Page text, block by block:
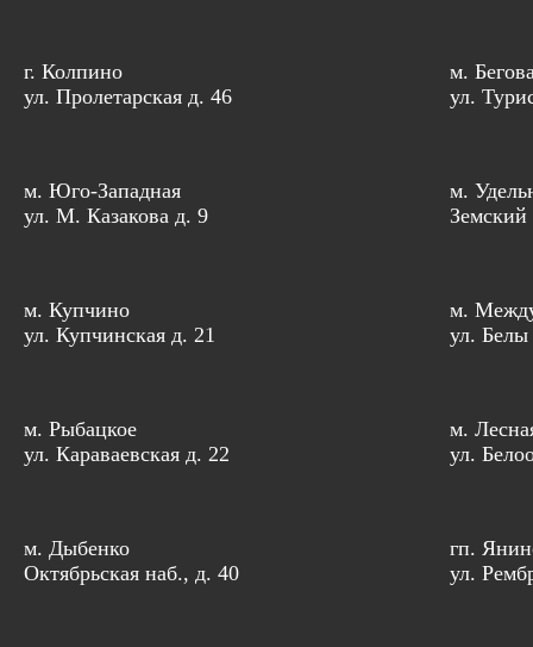
г. Колпино
ул. Пролетарская д. 46
м.
ул.
м. Юго-Западная
ул. М. Казакова д. 9
м.
Земский
м. Купчино
ул. Купчинская д. 21
м.
ул.
м. Рыбацкое
ул. Караваевская д. 22
м.
ул.
м. Дыбенко
Октябрьская наб., д. 40
гп.
ул.